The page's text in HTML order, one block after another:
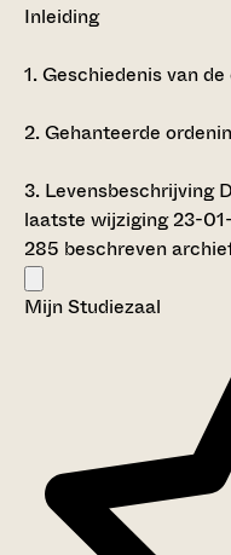
Inleiding
1.Geschiedenis van
2.Gehanteerde
3. Levensbeschrijving
laatste wijziging 23-
285 beschreven
Mijn Studiezaal